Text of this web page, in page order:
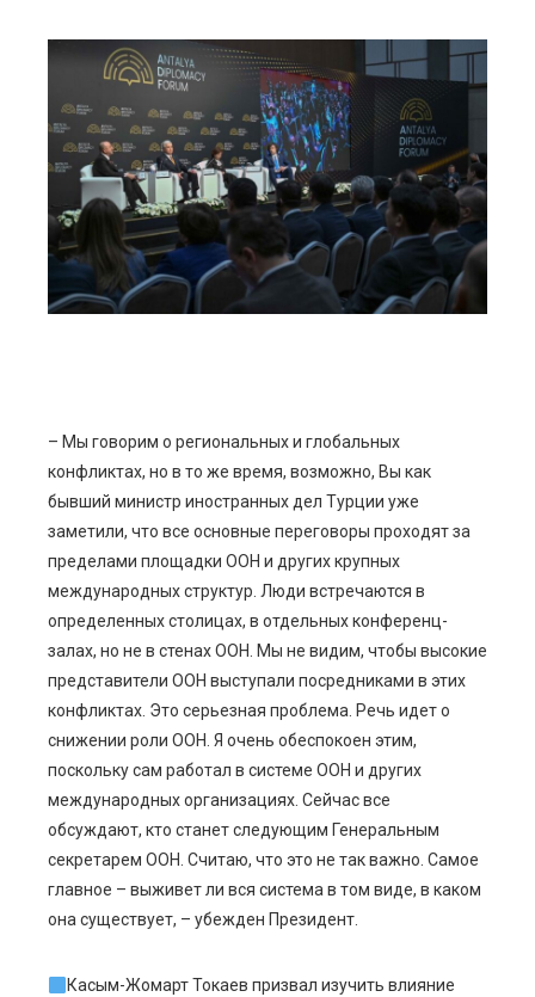
– Мы говорим о региональных и глобальных
конфликтах, но в то же время, возможно, Вы как
бывший министр иностранных дел Турции уже
заметили, что все основные переговоры проходят за
пределами площадки ООН и других крупных
международных структур. Люди встречаются в
определенных столицах, в отдельных конференц-
залах, но не в стенах ООН. Мы не видим, чтобы высокие
представители ООН выступали посредниками в этих
конфликтах. Это серьезная проблема. Речь идет о
снижении роли ООН. Я очень обеспокоен этим,
поскольку сам работал в системе ООН и других
международных организациях. Сейчас все
обсуждают, кто станет следующим Генеральным
секретарем ООН. Считаю, что это не так важно. Самое
главное – выживет ли вся система в том виде, в каком
она существует, – убежден Президент.
Касым-Жомарт Токаев призвал изучить влияние